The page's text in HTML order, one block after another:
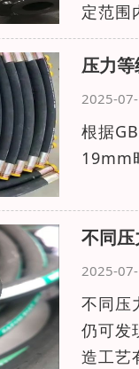
定范围
压力
2025-
根据
19mm
不同
2025-
不同压
仍可发
造工艺